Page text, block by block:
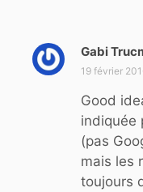
Gabi
19 février
Good
indiquée
(pas
mais les
toujours